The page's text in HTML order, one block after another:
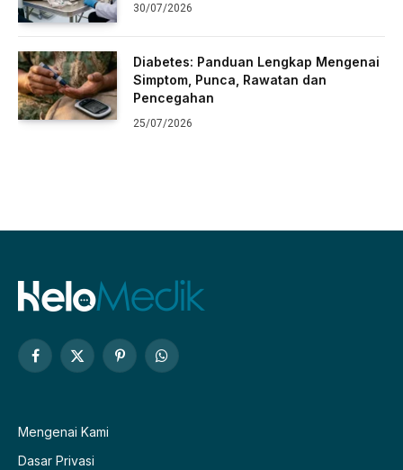
30/07/2026
Diabetes: Panduan Lengkap Mengenai
Simptom, Punca, Rawatan dan
Pencegahan
25/07/2026
Facebook
X
PinterestWhatsApp
Mengenai Kami
Dasar Privasi